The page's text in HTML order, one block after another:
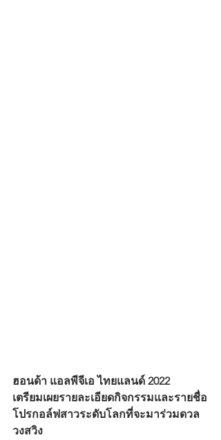
ฮอนด้า แอลพีจีเอ ไทยแลนด์ 2022
เตรียมเผยรายละเอียดกิจกรรมและรายชื่อ
โปรกอล์ฟสาวระดับโลกที่จะมาร่วมดวล
วงสวิง